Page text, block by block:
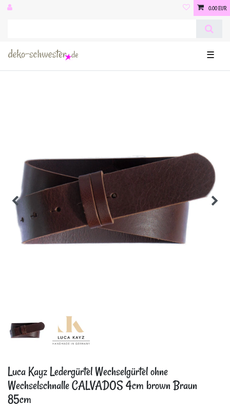
0,00 EUR
☰
Luca Kayz Ledergürtel Wechselgürtel ohne
Wechselschnalle CALVADOS 4cm brown Braun
85cm